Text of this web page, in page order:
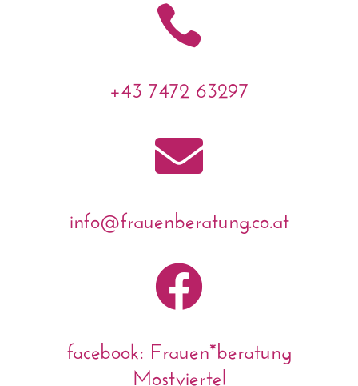

+43 7472 63297

info@frauenberatung.co.at

facebook: Frauen*beratung
Mostviertel